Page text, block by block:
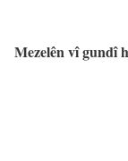
Mezelên vî gundî